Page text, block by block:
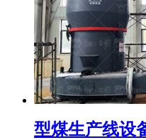
型煤生产线设